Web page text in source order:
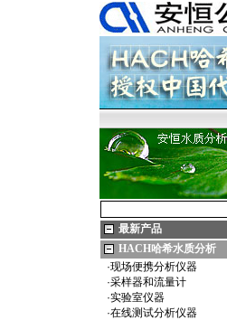
最新产品
HACH哈希水质分析
·现场便携分析仪器
·采样器和流量计
·实验室仪器
·在线测试分析仪器